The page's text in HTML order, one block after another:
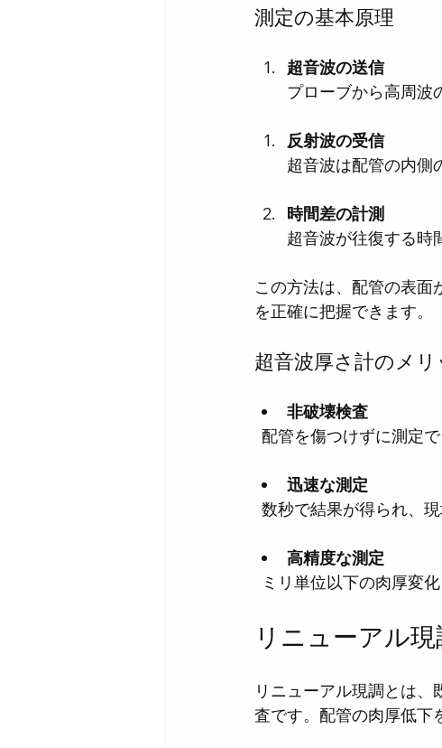
測定の基本原理
超音波の送信
プローブから高周波
反射波の受信
超音波は配管の内側
時間差の計測
超音波が往復する時
この方法は、配管の表面
を正確に把握できます。
超音波厚さ計のメリ
非破壊検査
配管を傷つけずに測定
迅速な測定
数秒で結果が得られ、
高精度な測定
ミリ単位以下の肉厚変
リニューアル
リニューアル現調とは
査です。配管の肉厚低下